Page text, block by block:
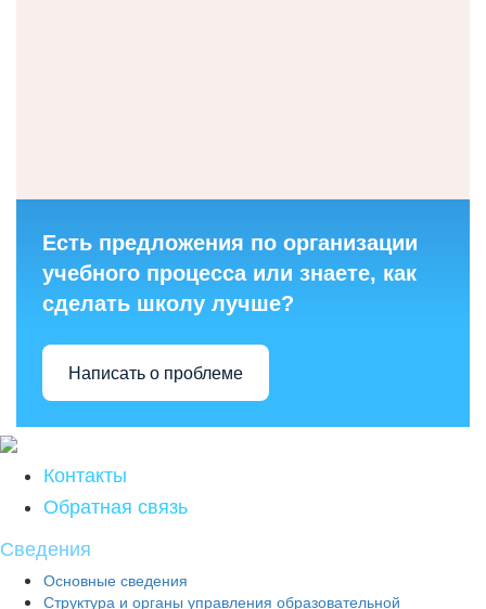
Есть предложения по организации
учебного процесса или знаете, как
сделать школу лучше?
Написать о проблеме
Контакты
Обратная связь
Сведения
Основные сведения
Структура и органы управления образовательной